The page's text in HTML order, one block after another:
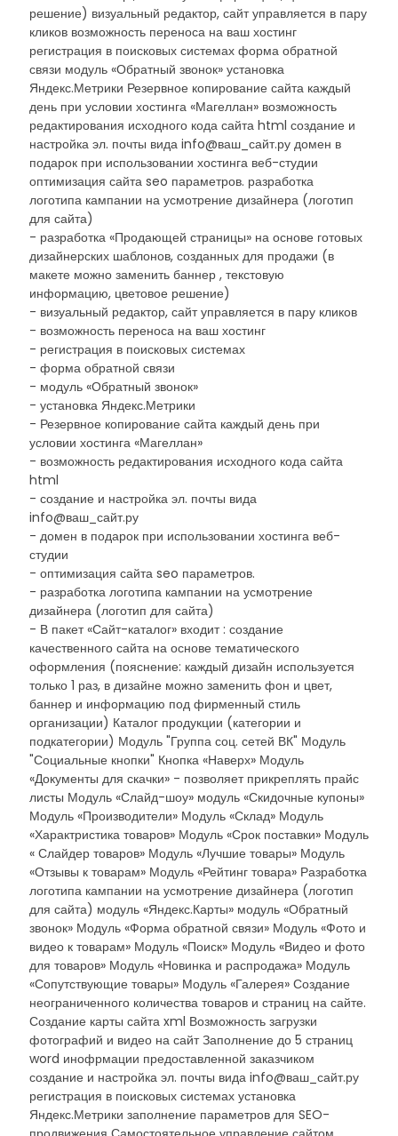
решение) визуальный редактор, сайт управляется в пару
кликов возможность переноса на ваш хостинг
регистрация в поисковых системах форма обратной
связи модуль «Обратный звонок» установка
Яндекс.Метрики Резервное копирование сайта каждый
день при условии хостинга «Магеллан» возможность
редактирования исходного кода сайта html создание и
настройка эл. почты вида info@ваш_сайт.ру домен в
подарок при использовании хостинга веб-студии
оптимизация сайта seo параметров. разработка
логотипа кампании на усмотрение дизайнера (логотип
для сайта)
- разработка «Продающей страницы» на основе готовых
дизайнерских шаблонов, созданных для продажи (в
макете можно заменить баннер , текстовую
информацию, цветовое решение)
- визуальный редактор, сайт управляется в пару кликов
- возможность переноса на ваш хостинг
- регистрация в поисковых системах
- форма обратной связи
- модуль «Обратный звонок»
- установка Яндекс.Метрики
- Резервное копирование сайта каждый день при
условии хостинга «Магеллан»
- возможность редактирования исходного кода сайта
html
- создание и настройка эл. почты вида
info@ваш_сайт.ру
- домен в подарок при использовании хостинга веб-
студии
- оптимизация сайта seo параметров.
- разработка логотипа кампании на усмотрение
дизайнера (логотип для сайта)
- В пакет «Сайт-каталог» входит : создание
качественного сайта на основе тематического
оформления (пояснение: каждый дизайн используется
только 1 раз, в дизайне можно заменить фон и цвет,
баннер и информацию под фирменный стиль
организации) Каталог продукции (категории и
подкатегории) Модуль "Группа соц. сетей ВК" Модуль
"Социальные кнопки" Кнопка «Наверх» Модуль
«Документы для скачки» - позволяет прикреплять прайс
листы Модуль «Слайд-шоу» модуль «Скидочные купоны»
Модуль «Производители» Модуль «Склад» Модуль
«Характристика товаров» Модуль «Срок поставки» Модуль
« Слайдер товаров» Модуль «Лучшие товары» Модуль
«Отзывы к товарам» Модуль «Рейтинг товара» Разработка
логотипа кампании на усмотрение дизайнера (логотип
для сайта) модуль «Яндекс.Карты» модуль «Обратный
звонок» Модуль «Форма обратной связи» Модуль «Фото и
видео к товарам» Модуль «Поиск» Модуль «Видео и фото
для товаров» Модуль «Новинка и распродажа» Модуль
«Сопутствующие товары» Модуль «Галерея» Создание
неограниченного количества товаров и страниц на сайте.
Создание карты сайта xml Возможность загрузки
фотографий и видео на сайт Заполнение до 5 страниц
word инофрмации предоставленной заказчиком
создание и настройка эл. почты вида info@ваш_сайт.ру
регистрация в поисковых системах установка
Яндекс.Метрики заполнение параметров для SEO-